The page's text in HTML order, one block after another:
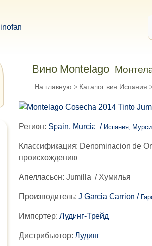
Вино Montelago
На главную > Каталог вин Испания
Регион: Spain, Murcia / Испания,
Классификация: Denominacion de
происхождению
Апелласьон: Jumilla / Хумилья
Производитель: J Garcia Carrion /
Импортер: Лудинг-Трейд
Дистрибьютор: Лудинг